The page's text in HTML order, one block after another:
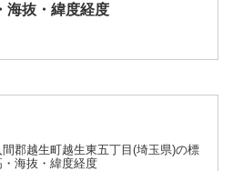
海抜・緯度経度
間郡越生町越生東五丁目(埼玉県)の標
・海抜・緯度経度